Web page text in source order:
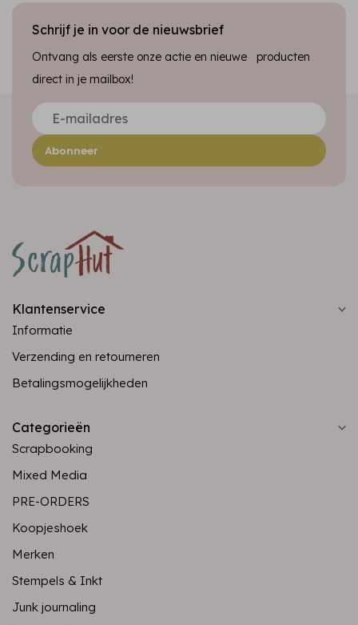
Schrijf je in voor de nieuwsbrief
Ontvang als eerste onze actie en nieuwe producten
direct in je mailbox!
Abonneer
Klantenservice
Informatie
Verzending en retourneren
Betalingsmogelijkheden
Categorieën
Scrapbooking
Mixed Media
PRE-ORDERS
Koopjeshoek
Merken
Stempels & Inkt
Junk journaling